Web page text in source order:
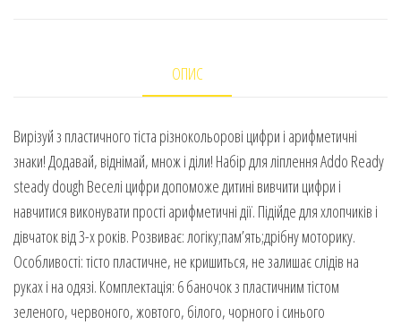
ОПИС
Вирізуй з пластичного тіста різнокольорові цифри і арифметичні
знаки! Додавай, віднімай, множ і діли! Набір для ліплення Addo Ready
steady dough Веселі цифри допоможе дитині вивчити цифри і
навчитися виконувати прості арифметичні дії. Підійде для хлопчиків і
дівчаток від 3-х років. Розвиває: логіку;пам’ять;дрібну моторику.
Особливості: тісто пластичне, не кришиться, не залишає слідів на
руках і на одязі. Комплектація: 6 баночок з пластичним тістом
зеленого, червоного, жовтого, білого, чорного і синього